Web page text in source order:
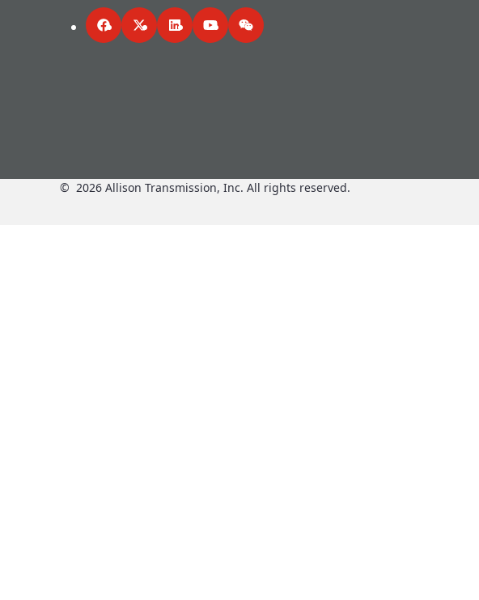
FacebookTwitterLinkedInYouTubeWeChat
© 2026 Allison Transmission, Inc. All rights reserved.